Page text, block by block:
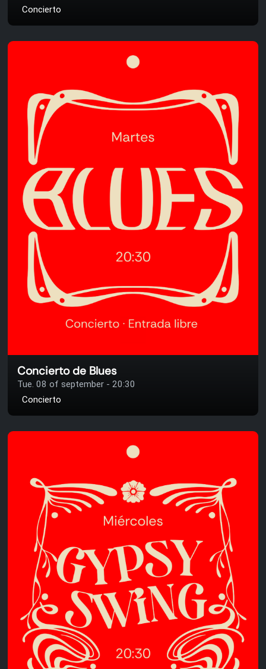
Concierto
Concierto de Blues
Tue. 08 of september - 20:30
Concierto